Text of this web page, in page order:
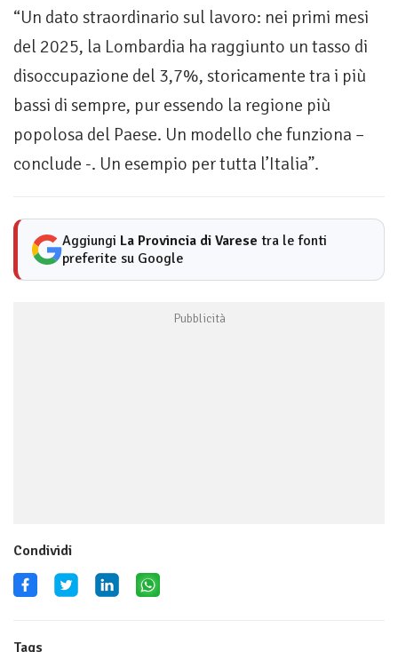
“Un dato straordinario sul lavoro: nei primi mesi
del 2025, la Lombardia ha raggiunto un tasso di
disoccupazione del 3,7%, storicamente tra i più
bassi di sempre, pur essendo la regione più
popolosa del Paese. Un modello che funziona –
conclude -. Un esempio per tutta l’Italia”.
Aggiungi La Provincia di Varese tra le fonti
preferite su Google
Condividi
Tags